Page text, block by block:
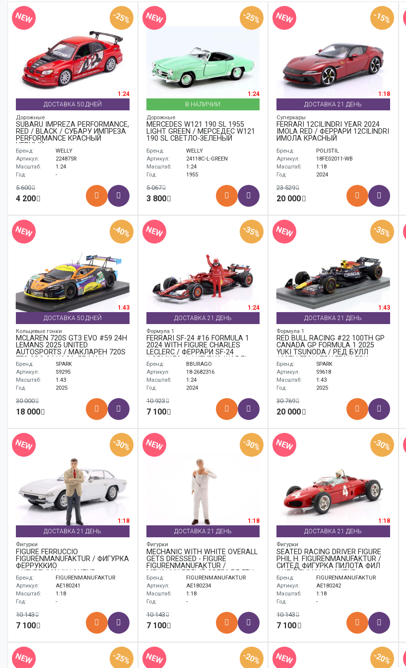
NEW -25%
1:24
ДОСТАВКА 50 ДНЕЙ
Дорожные
SUBARU IMPREZA PERFORMANCE,
RED / BLACK / СУБАРУ ИМПРЕЗА
PERFORMANCE КРАСНЫЙ
ЧЕРНЫЙ
Бренд:
WELLY
Артикул:
22487SR
Масштаб:
1:24
Год:
-
5 600
4 200
NEW -25%
1:24
В НАЛИЧИИ
Дорожные
MERCEDES W121 190 SL 1955
LIGHT GREEN / МЕРСЕДЕС W121
190 SL СВЕТЛО-ЗЕЛЕНЫЙ
Бренд:
WELLY
Артикул:
24118C-L-GREEN
Масштаб:
1:24
Год:
1955
5 067
3 800
NEW -15%
1:18
ДОСТАВКА 21 ДЕНЬ
Суперкары
FERRARI 12CILINDRI YEAR 2024
IMOLA RED / ФЕРРАРИ 12CILINDRI
ИМОЛА КРАСНЫЙ
Бренд:
POLISTIL
Артикул:
18FE02011-WB
Масштаб:
1:18
Год:
2024
23 529
20 000
NEW -40%
1:43
ДОСТАВКА 50 ДНЕЙ
Кольцевые гонки
MCLAREN 720S GT3 EVO #59 24H
LEMANS 2025 UNITED
AUTOSPORTS / МАКЛАРЕН 720S
ГТ3 ЭВО 24 ЧАСА ЛЕ-МАН
УНИТЕД АУТОСПОРЦ
Бренд:
SPARK
Артикул:
S9295
Масштаб:
1:43
Год:
2025
30 000
18 000
NEW -35%
1:24
ДОСТАВКА 21 ДЕНЬ
Формула 1
FERRARI SF-24 #16 FORMULA 1
2024 WITH FIGURE CHARLES
LECLERC / ФЕРРАРИ SF-24
ФОРМУЛА-1 ФИГУРКА ШАРЛЬ
ЛЕКЛЕР
Бренд:
BBURAGO
Артикул:
18-2682316
Масштаб:
1:24
Год:
2024
10 923
7 100
NEW -35%
1:43
ДОСТАВКА 21 ДЕНЬ
Формула 1
RED BULL RACING #22 100TH GP
CANADA GP FORMULA 1 2025
YUKI TSUNODA / РЕД БУЛЛ
100TH ГРАН-ПРИ ГРАН-ПРИ
КАНАДЫ ФОРМУЛА-1 ЮКИ
ЦУНОДА КРАСНЫЙ
Бренд:
SPARK
Артикул:
S9618
Масштаб:
1:43
Год:
2025
30 769
20 000
NEW -30%
1:18
ДОСТАВКА 21 ДЕНЬ
Фигурки
FIGURE FERRUCCIO
FIGURENMANUFAKTUR / ФИГУРКА
ФЕРРУККИО
ФИГУРЕНМАНУФАКТУР
Бренд:
FIGURENMANUFAKTUR
Артикул:
AE180241
Масштаб:
1:18
Год:
-
10 143
7 100
NEW -30%
1:18
ДОСТАВКА 21 ДЕНЬ
Фигурки
MECHANIC WITH WHITE OVERALL
GETS DRESSED - FIGURE
FIGURENMANUFAKTUR /
МЕЧАНИК БЕЛЫЙ ОВЕРАЛЛ ГЕЦ
ДРЕССЕД ФИГУРКА
ФИГУРЕНМАНУФАКТУР
Бренд:
FIGURENMANUFAKTUR
Артикул:
AE180234
Масштаб:
1:18
Год:
-
10 143
7 100
NEW -30%
1:18
ДОСТАВКА 21 ДЕНЬ
Фигурки
SEATED RACING DRIVER FIGURE
PHIL H. FIGURENMANUFAKTUR /
СИТЕД ФИГУРКА ПИЛОТА ФИЛ
ФИГУРЕНМАНУФАКТУР
Бренд:
FIGURENMANUFAKTUR
Артикул:
AE180242
Масштаб:
1:18
Год:
-
10 143
7 100
NEW -25% NEW -20% NEW -20%
Аксессуары
Корабли